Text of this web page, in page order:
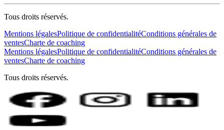
Tous droits réservés.
Mentions légalesPolitique de confidentialitéConditions générales de
ventesCharte de coaching
Mentions légalesPolitique de confidentialitéConditions générales de
ventesCharte de coaching
Tous droits réservés.